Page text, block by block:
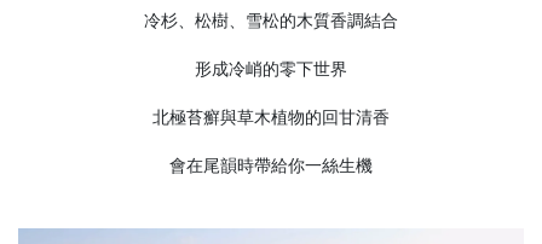
冷杉、松樹、雪松的木質香調結合
形成冷峭的零下世界
北極苔癬與草木植物的回甘清香
會在尾韻時帶給你一絲生機